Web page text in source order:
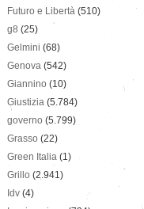
Futuro e Libertà (510)
g8 (25)
Gelmini (68)
Genova (542)
Giannino (10)
Giustizia (5.784)
governo (5.799)
Grasso (22)
Green Italia (1)
Grillo (2.941)
Idv (4)